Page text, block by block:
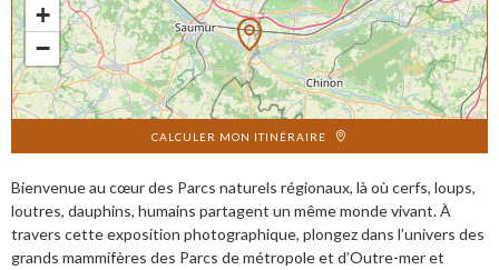
Bienvenue au cœur des Parcs naturels régionaux, là où cerfs, loups,
loutres, dauphins, humains partagent un même monde vivant. À
travers cette exposition photographique, plongez dans l’univers des
grands mammifères des Parcs de métropole et d’Outre-mer et
+
−
CALCULER MON ITINÉRAIRE